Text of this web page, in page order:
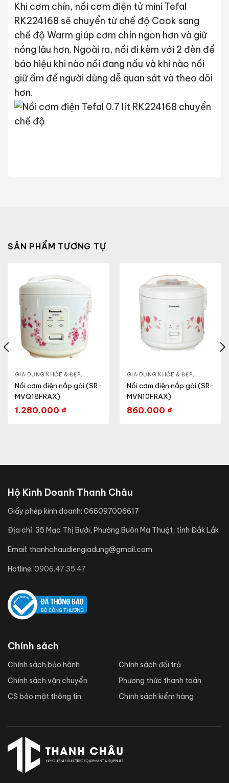
Khi cơm chín, nồi cơm điện tử mini Tefal
RK224168 sẽ chuyển từ chế độ Cook sang
chế độ Warm giúp cơm chín ngon hơn và giữ
nóng lâu hơn. Ngoài ra, nồi đi kèm với 2 đèn để
báo hiệu khi nào nồi đang nấu và khi nào nồi
giữ ấm để người dùng dễ quan sát và theo dõi
hơn.
SẢN PHẨM TƯƠNG TỰ
GIA DỤNG KHỎE & ĐẸP, NỒI - ẤM - CA - BÌNH, NỒI CƠM ĐIỆN
Nồi cơm điện nắp gài (SR-
MVQ18FRAX)
1.280.000 ₫
GIA DỤNG KHỎE & ĐẸP, NỒI - ẤM -
Nồi cơm điện nắp gài (SR-
MVN10FRAX)
860.000 ₫
CA - BÌNH, NỒI CƠM ĐIỆN
Hộ Kinh Doanh Thanh Châu
Giấy phép kinh doanh: 066097006617
Địa chỉ: 35 Mạc Thị Bưởi, Phường Buôn Ma Thuột, tỉnh Đắk Lắk
Email: thanhchaudiengiadung@gmail.com
Hotline: 0906.47.35.47
Chính sách
Chính sách bảo hành
Chính sách vận chuyển
CS bảo mật thông tin
Chính sách đổi trả
Phương thức thanh toán
Chính sách kiểm hàng